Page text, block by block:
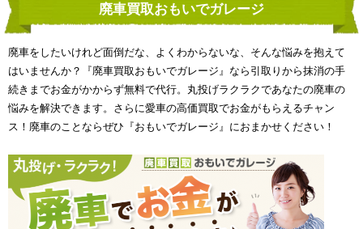
廃車買取おもいでガレージ
廃車をしたいけれど面倒だな、よくわからないな、そんな悩みを抱えて
はいませんか？『廃車買取おもいでガレージ』なら引取りから抹消の手
続きまでお金がかからず無料で代行。丸投げラクラクであなたの廃車の
悩みを解決できます。さらに愛車の高価買取でお金がもらえるチャン
ス！廃車のことならぜひ『おもいでガレージ』におまかせください！